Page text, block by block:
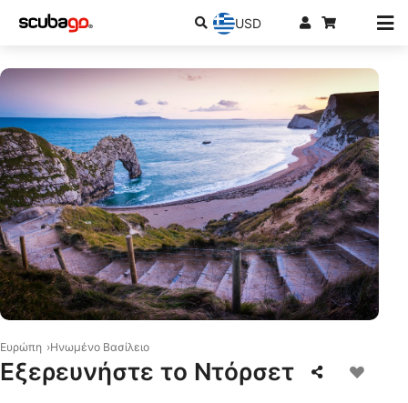
USD
Ευρώπη Ηνωμένο Βασίλειο
Εξερευνήστε το Ντόρσετ